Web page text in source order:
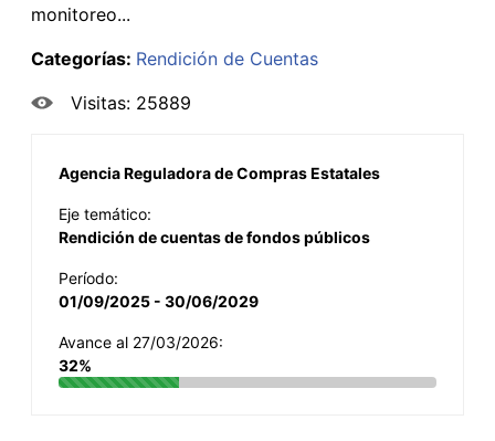
monitoreo...
Categorías: Rendición de Cuentas
Visitas: 25889
Agencia Reguladora de Compras Estatales
Eje temático:
Rendición de cuentas de fondos públicos
Período:
01/09/2025 - 30/06/2029
Avance al 27/03/2026:
32%